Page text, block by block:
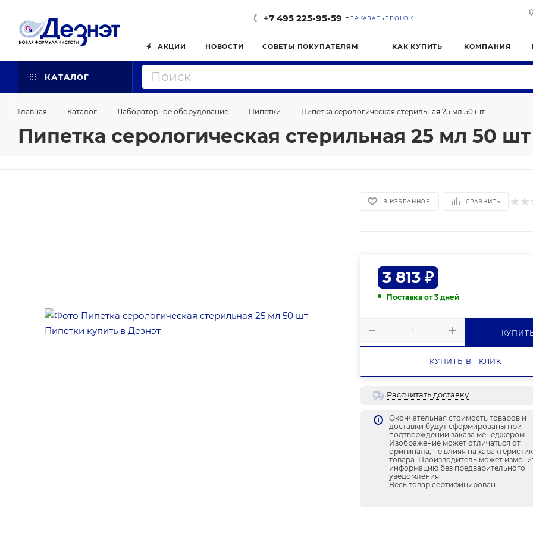
+7 495 225-95-59 ЗАКАЗАТЬ ЗВОНОК
АКЦИИ НОВОСТИ СОВЕТЫ ПОКУПАТЕЛЯМ КАК КУПИТЬ КОМПАНИЯ
КАТАЛОГ
Главная — Каталог — Лабораторное оборудование — Пипетки — Пипетка серологическая стерильная 25 мл 50 шт
Пипетка серологическая стерильная 25 мл 50 шт
В ИЗБРАННОЕ СРАВНИТЬ
3 813 ₽
Поставка от 3 дней
КУПИТЬ В 1 КЛИК
Рассчитать доставку
Окончательная стоимость товаров и
доставки будут сформированы при
подтверждении заказа менеджером.
Изображение может отличаться от
оригинала, не влияя на
товара. Производитель может
информацию без предварительного
уведомления.
Весь товар сертифицирован.